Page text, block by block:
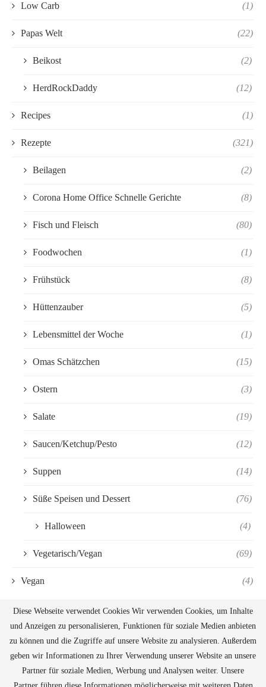
Low Carb (1)
Papas Welt (22)
Beikost (2)
HerdRockDaddy (12)
Recipes (1)
Rezepte (321)
Beilagen (2)
Corona Home Office Schnelle Gerichte (8)
Fisch und Fleisch (80)
Foodwochen (1)
Frühstück (8)
Hüttenzauber (5)
Lebensmittel der Woche (1)
Omas Schätzchen (15)
Ostern (3)
Salate (19)
Saucen/Ketchup/Pesto (12)
Suppen (14)
Süße Speisen und Dessert (76)
Halloween (4)
Vegetarisch/Vegan (69)
Vegan (4)
Diese Webseite verwendet Cookies Wir verwenden Cookies, um Inhalte
und Anzeigen zu personalisieren, Funktionen für soziale Medien anbieten
zu können und die Zugriffe auf unsere Website zu analysieren. Außerdem
geben wir Informationen zu Ihrer Verwendung unserer Website an unsere
Partner für soziale Medien, Werbung und Analysen weiter. Unsere